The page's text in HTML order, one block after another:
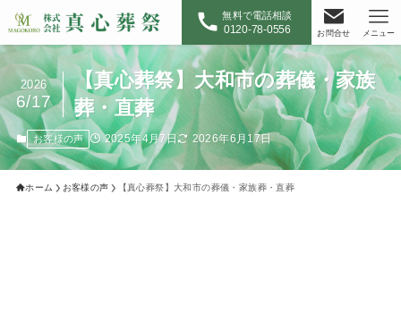
無料で電話相談
0120-78-0556 お問合せ メニュー
【真心葬祭】大和市の葬儀・家族
葬・直葬
2026
6/17
お客様の声 2025年4月7日 2026年6月17日
ホーム お客様の声 【真心葬祭】大和市の葬儀・家族葬・直葬